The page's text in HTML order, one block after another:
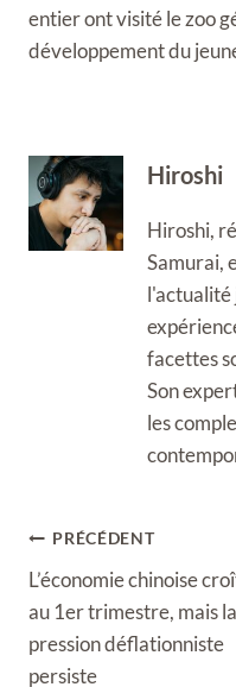
entier ont visité le zoo
développement du
Hiroshi
Hiroshi,
Samurai,
l'actualité
facettes
Son
les
Navigation
de
l’article
PRÉCÉDENT
L’économie chinoise
au 1er trimestre, mais la
pression déflationniste
persiste